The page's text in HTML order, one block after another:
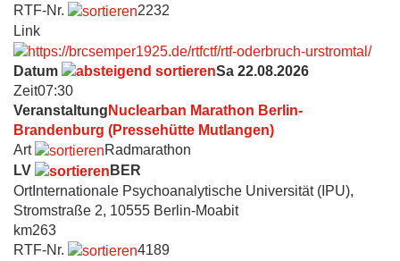
RTF-Nr.
2232
Link
Datum
Sa 22.08.2026
Zeit07:30
Veranstaltung Nuclearban Marathon Berlin-
Brandenburg (Pressehütte Mutlangen)
Art
Radmarathon
LV
BER
OrtInternationale Psychoanalytische Universität (IPU),
Stromstraße 2, 10555 Berlin-Moabit
km263
RTF-Nr.
4189